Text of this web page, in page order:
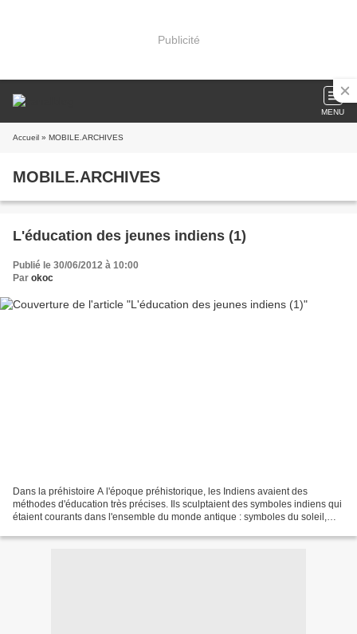
Publicité
MENU
Accueil » MOBILE.ARCHIVES
MOBILE.ARCHIVES
L'éducation des jeunes indiens (1)
Publié le 30/06/2012 à 10:00
Par okoc
Dans la préhistoire A l'époque préhistorique, les Indiens avaient des
méthodes d'éducation très précises. Ils sculptaient des symboles indiens qui
étaient courants dans l'ensemble du monde antique : symboles du soleil,